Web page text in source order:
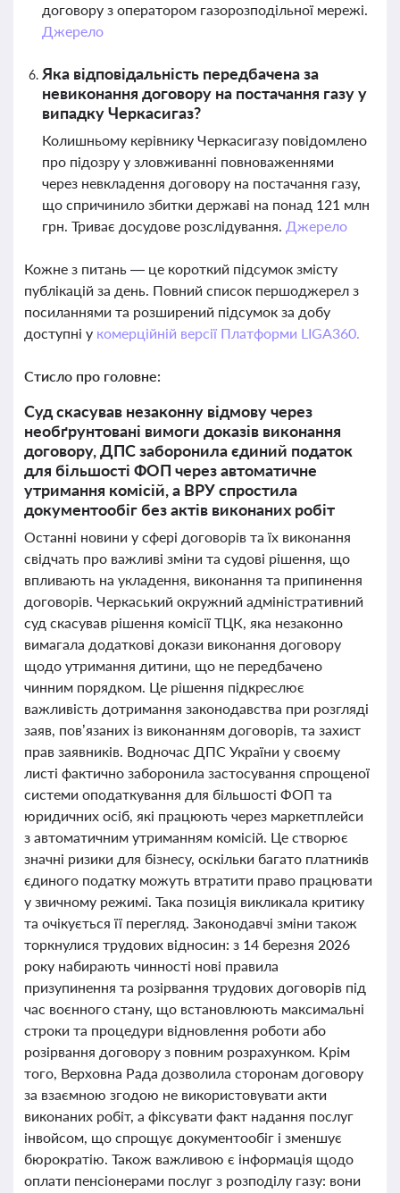
договору з оператором газорозподільної мережі.
Джерело
Яка відповідальність передбачена за
невиконання договору на постачання газу у
випадку Черкасигаз?
Колишньому керівнику Черкасигазу повідомлено
про підозру у зловживанні повноваженнями
через невкладення договору на постачання газу,
що спричинило збитки державі на понад 121 млн
грн. Триває досудове розслідування. Джерело
Кожне з питань — це короткий підсумок змісту
публікацій за день. Повний список першоджерел з
посиланнями та розширений підсумок за добу
доступні у комерційній версії Платформи LIGA360.
Стисло про головне:
Суд скасував незаконну відмову через
необґрунтовані вимоги доказів виконання
договору, ДПС заборонила єдиний податок
для більшості ФОП через автоматичне
утримання комісій, а ВРУ спростила
документообіг без актів виконаних робіт
Останні новини у сфері договорів та їх виконання
свідчать про важливі зміни та судові рішення, що
впливають на укладення, виконання та припинення
договорів. Черкаський окружний адміністративний
суд скасував рішення комісії ТЦК, яка незаконно
вимагала додаткові докази виконання договору
щодо утримання дитини, що не передбачено
чинним порядком. Це рішення підкреслює
важливість дотримання законодавства при розгляді
заяв, пов’язаних із виконанням договорів, та захист
прав заявників. Водночас ДПС України у своєму
листі фактично заборонила застосування спрощеної
системи оподаткування для більшості ФОП та
юридичних осіб, які працюють через маркетплейси
з автоматичним утриманням комісій. Це створює
значні ризики для бізнесу, оскільки багато платників
єдиного податку можуть втратити право працювати
у звичному режимі. Така позиція викликала критику
та очікується її перегляд. Законодавчі зміни також
торкнулися трудових відносин: з 14 березня 2026
року набирають чинності нові правила
призупинення та розірвання трудових договорів під
час воєнного стану, що встановлюють максимальні
строки та процедури відновлення роботи або
розірвання договору з повним розрахунком. Крім
того, Верховна Рада дозволила сторонам договору
за взаємною згодою не використовувати акти
виконаних робіт, а фіксувати факт надання послуг
інвойсом, що спрощує документообіг і зменшує
бюрократію. Також важливою є інформація щодо
оплати пенсіонерами послуг з розподілу газу: вони